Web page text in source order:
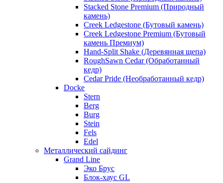
Stacked Stone Premium (Природный
камень)
Creek Ledgestone (Бутовый камень)
Creek Ledgestone Premium (Бутовый
камень Премиум)
Hand-Split Shake (Деревянная щепа)
RoughSawn Cedar (Обработанный
кедр)
Cedar Pride (Необработанный кедр)
Docke
Stern
Berg
Burg
Stein
Fels
Edel
Металлический сайдинг
Grand Line
Эко Брус
Блок-хаус GL